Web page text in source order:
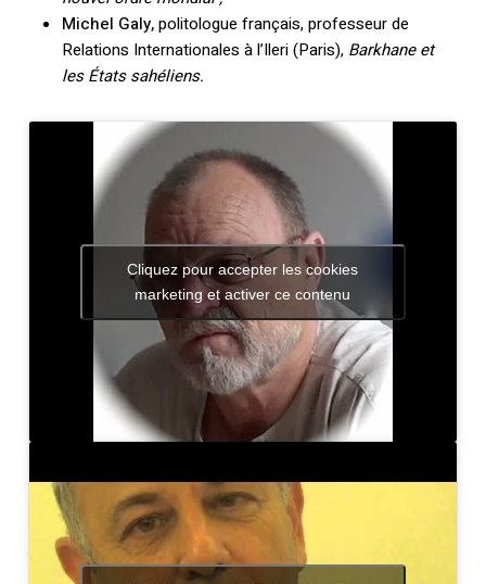
Votre panier est vide.
Retourner à la
Michel Galy,politologue français, professeur de
Relations Internationales à l’Ileri (Paris), Barkhane et
les États sahéliens.
Cliquez pour accepter les cookies
marketing et activer ce contenu